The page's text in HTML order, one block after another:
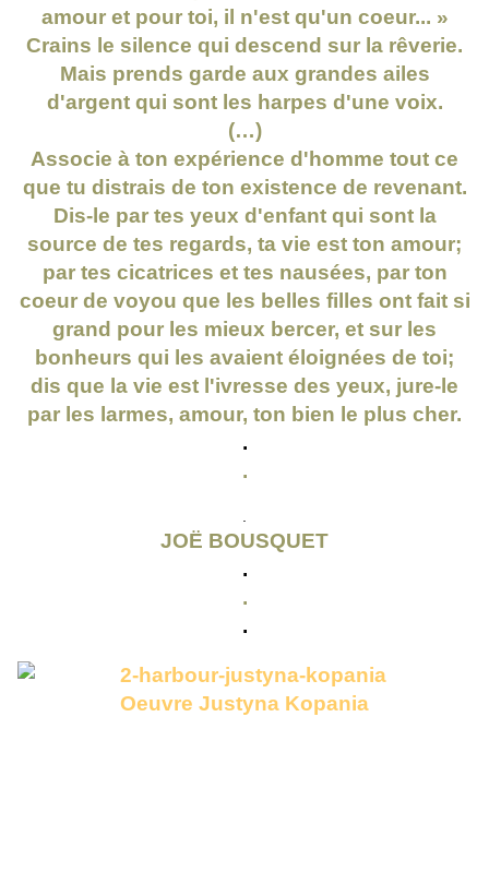
amour et pour toi, il n'est qu'un coeur... »
Crains le silence qui descend sur la rêverie.
Mais prends garde aux grandes ailes
d'argent qui sont les harpes d'une voix.
(…)
Associe à ton expérience d'homme tout ce
que tu distrais de ton existence de revenant.
Dis-le par tes yeux d'enfant qui sont la
source de tes regards, ta vie est ton amour;
par tes cicatrices et tes nausées, par ton
coeur de voyou que les belles filles ont fait si
grand pour les mieux bercer, et sur les
bonheurs qui les avaient éloignées de toi;
dis que la vie est l'ivresse des yeux, jure-le
par les larmes, amour, ton bien le plus cher.
.
.
JOË BOUSQUET
.
.
.
Oeuvre Justyna Kopania